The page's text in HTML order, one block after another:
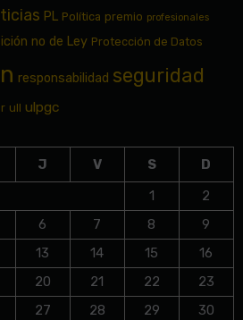
PL Política premio profesionales
no de Ley Protección de Datos
responsabilidad seguridad
ull ulpgc
J V S
D
1
2
6 7 8
9
13 14 15
16
20 21 22
23
27 28 29
30